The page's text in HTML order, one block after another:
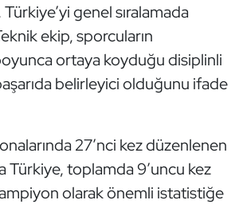
genel sıralamada
ekip, sporcuların
ortaya koyduğu disiplinli
belirleyici olduğunu ifade
27’nci kez düzenlenen
Türkiye, toplamda 9’uncu kez
olarak önemli istatistiğe